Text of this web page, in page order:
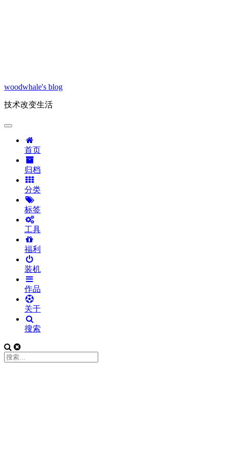
woodwhale's blog
技术改变生活
首页
归档
分类
标签
工具
福利
装机
作品
关于
搜索